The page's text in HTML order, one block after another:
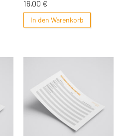
16,00 €
In den Warenkorb